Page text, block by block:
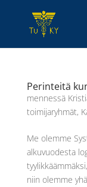
Perinteitä
mennessä
toimijaryhmät,
Me olemme
alkuvuodesta
niin olemme